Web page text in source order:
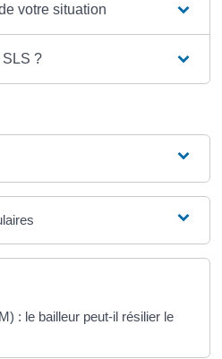
votre situation
?
: le bailleur peut-il résilier le